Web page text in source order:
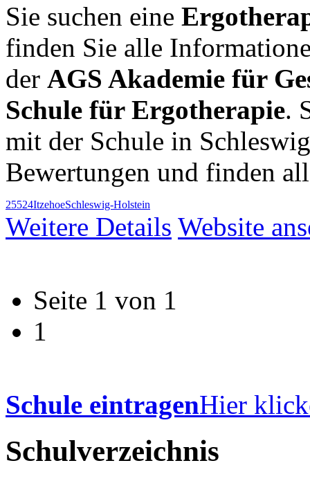
Sie suchen eine
finden Sie alle
der AGS Akademie für
Schule für Ergotherapie.
mit der Schule in
Bewertungen und finden
25524ItzehoeSchleswig-Holstein
Weitere Details Website
Seite 1 von 1
1
Schule eintragenHier
Schulverzeichnis